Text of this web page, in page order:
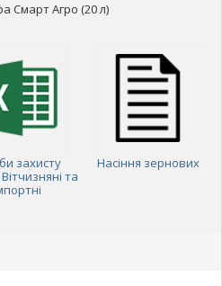
Смарт Агро (20 л)
захисту
та
Насіння зернових